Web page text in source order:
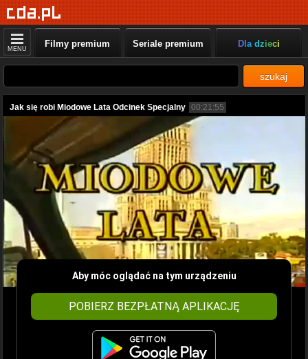
MENU Filmy premium Seriale premium Dla dzieci
szukaj
Jak się robi Miodowe Lata Odcinek Specjalny 00:21:55
Aby móc oglądać na tym urządzeniu
POBIERZ BEZPŁATNĄ APLIKACJĘ